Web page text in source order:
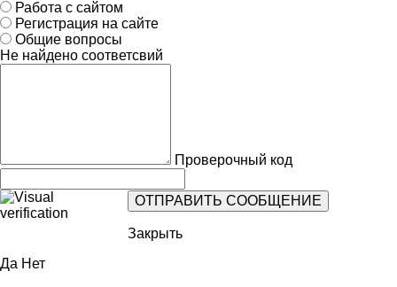
Работа с сайтом
Регистрация на сайте
Общие вопросы
Не найдено соответсвий
Проверочный код
Закрыть
Да Нет